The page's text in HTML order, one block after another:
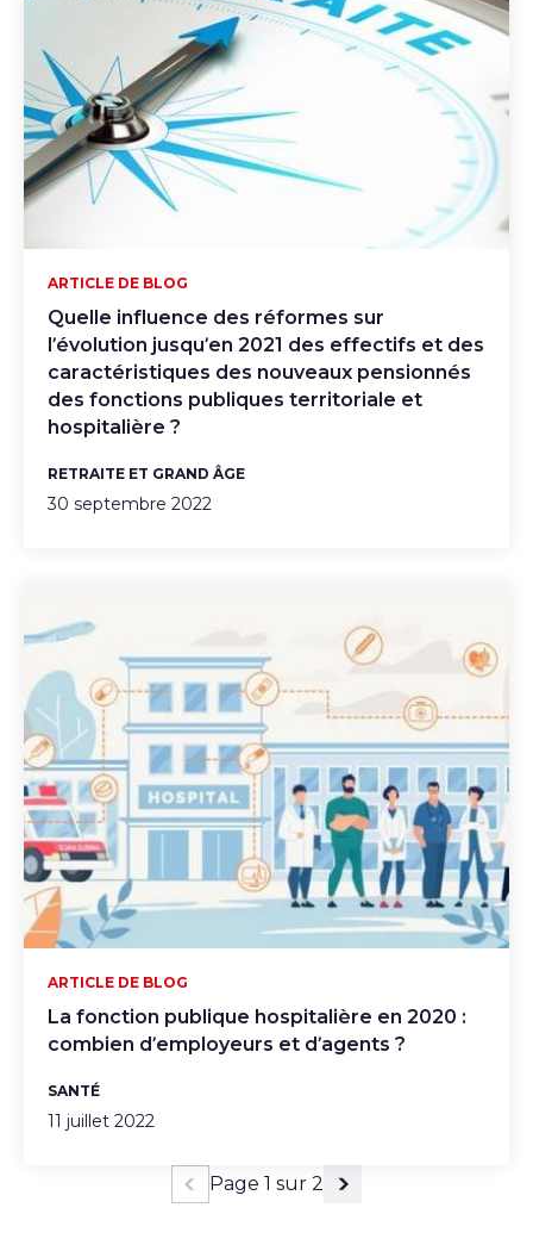
Quelle influence des réformes sur
l’évolution jusqu’en 2021 des effectifs et des
caractéristiques des nouveaux pensionnés
des fonctions publiques territoriale et
hospitalière ?
ARTICLE DE BLOG
RETRAITE ET GRAND ÂGE
30 septembre 2022
La fonction publique hospitalière en 2020 :
combien d’employeurs et d’agents ?
ARTICLE DE BLOG
SANTÉ
11 juillet 2022
Page précédente
Page 1 sur 2
Page suivante